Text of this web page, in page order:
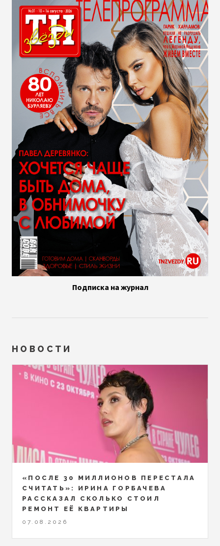
Подписка на журнал
НОВОСТИ
«ПОСЛЕ 30 МИЛЛИОНОВ ПЕРЕСТАЛА
СЧИТАТЬ»: ИРИНА ГОРБАЧЕВА
РАССКАЗАЛ СКОЛЬКО СТОИЛ
РЕМОНТ ЕЁ КВАРТИРЫ
07.08.2026